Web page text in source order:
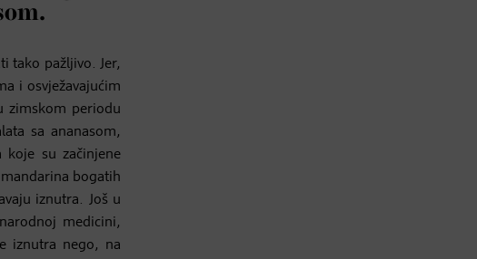
tako pažljivo. Jer,
i osvježavajućim
zimskom periodu
sa ananasom,
su začinjene
bogatih
iznutra. Još u
medicini,
iznutra nego, na